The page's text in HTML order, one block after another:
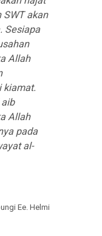
SWT akan
Sesiapa
Allah
kiamat.
Allah
pada
al-
Ee. Helmi